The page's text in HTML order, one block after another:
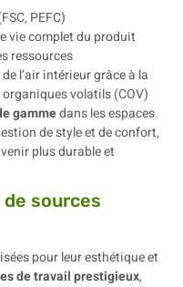
PEFC)
vie complet du produit
ressources
l’air intérieur grâce à la
volatils (COV)
gammedans les espaces
de style et de confort,
plus durable et
sources
pour leur esthétique et
de travail prestigieux,